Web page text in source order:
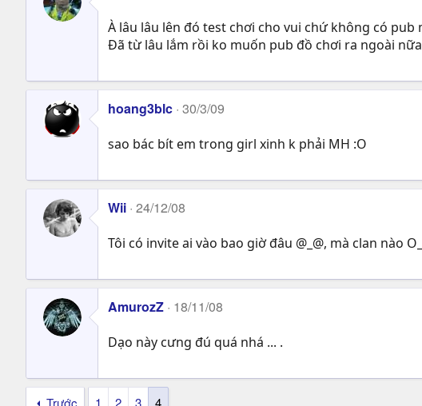
À lâu lâu lên đó test chơi cho vui chứ không có pub
Đã từ lâu lắm rồi ko muốn pub đồ chơi ra ngoài
hoang3blc 30/3/09
sao bác bít em trong girl xinh k phải MH :O
Wii 24/12/08
Tôi có invite ai vào bao giờ đâu @_@, mà clan nào
AmurozZ 18/11/08
Dạo này cưng đú quá nhá ... .
Trước 1 2 3 4